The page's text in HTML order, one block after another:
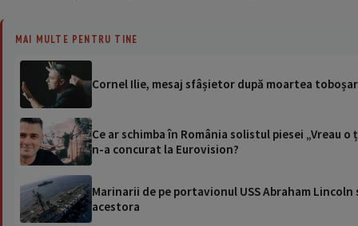
MAI MULTE PENTRU TINE
Cornel Ilie, mesaj sfâșietor după moartea
Ce ar schimba în România solistul piesei „Vreau
n-a concurat la Eurovision?
Marinarii de pe portavionul USS Abraham
acestora